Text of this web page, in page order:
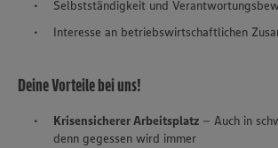
Selbstständigkeit und
Interesse an betriebswirtschaftlichen
Deine Vorteile bei uns!
Krisensicherer Arbeitsplatz – Auch in
denn gegessen wird immer